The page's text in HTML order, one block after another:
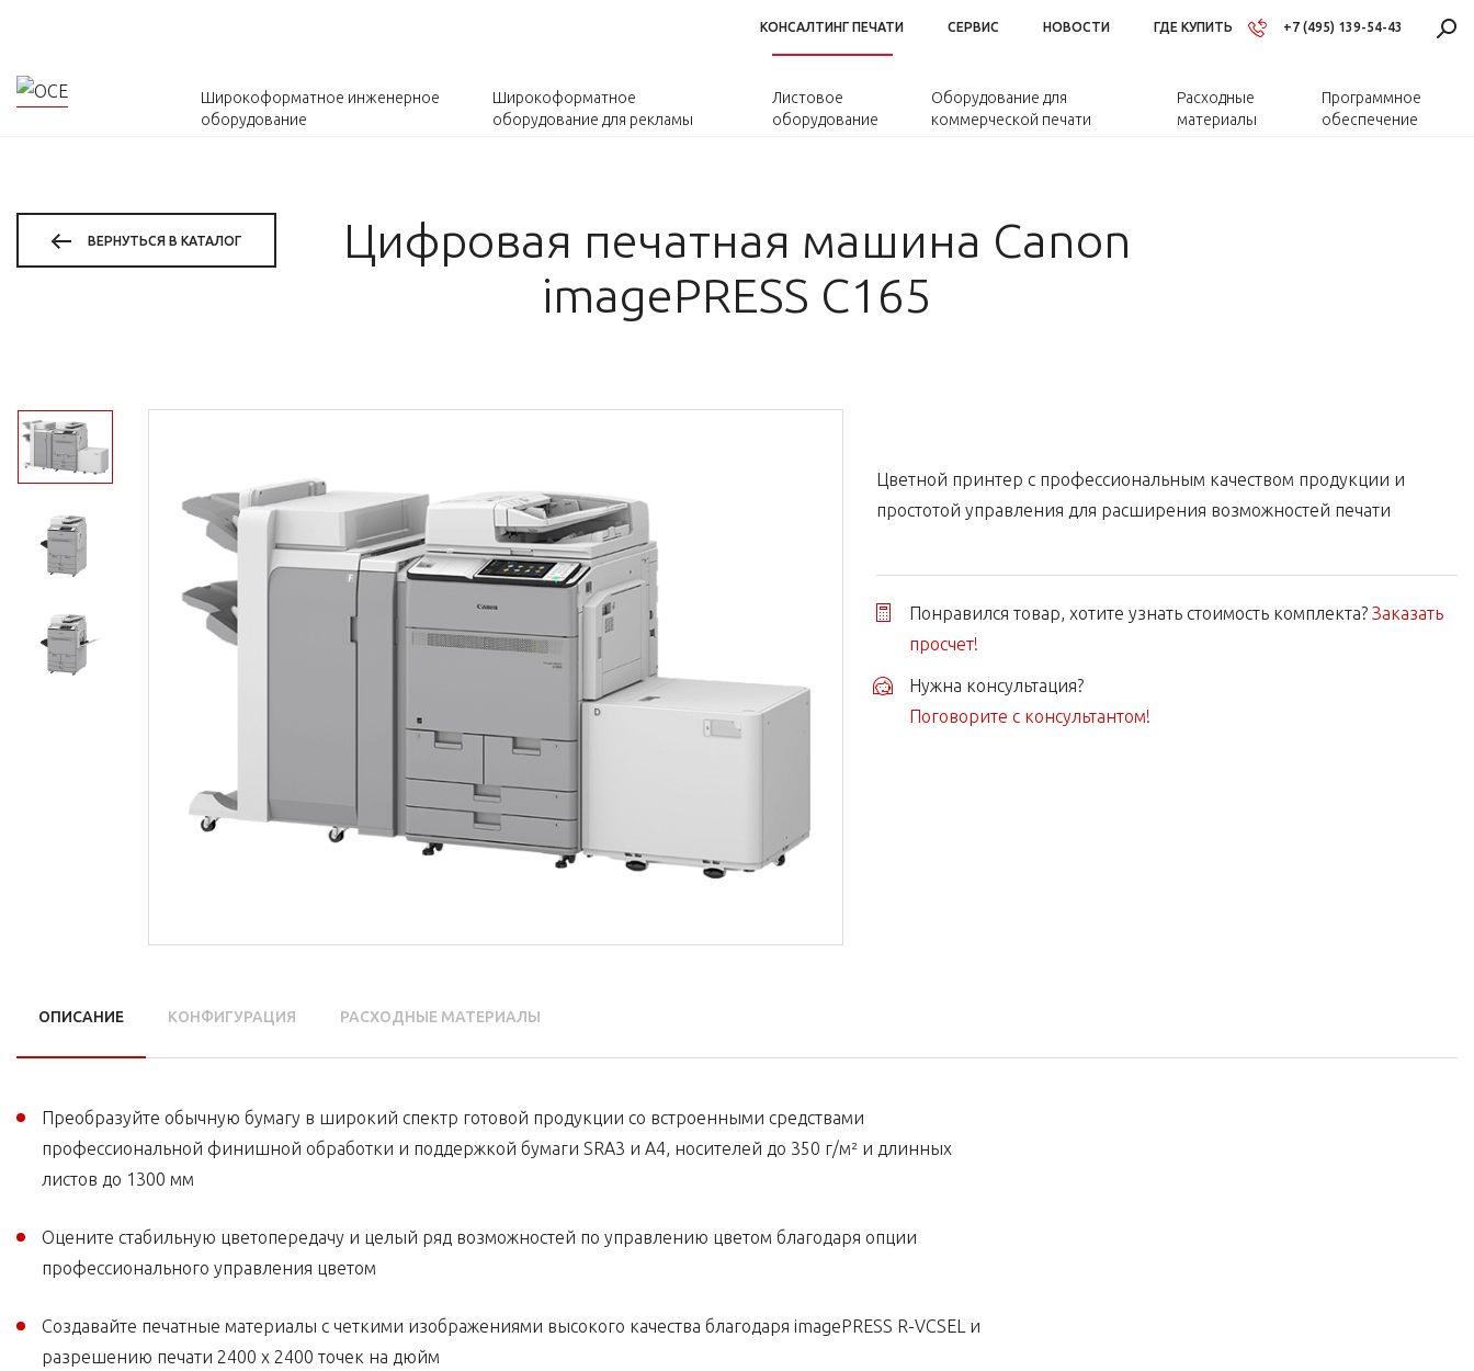
+7 (495) 139-54-43
Широкоформатное инженерное
оборудование
Широкоформатное
оборудование для рекламы
Листовое
оборудование
Оборудование для
коммерческой печати
Расходные
материалы
Программное
обеспечение
КОНСАЛТИНГ ПЕЧАТИ СЕРВИС НОВОСТИ ГДЕ КУПИТЬ
ВЕРНУТЬСЯ В КАТАЛОГ
Цифровая печатная машина Canon
imagePRESS C165
Цветной принтер с профессиональным качеством продукции и
простотой управления для расширения возможностей печати
Понравился товар, хотите узнать стоимость комплекта? Заказать
просчет!
Нужна консультация?
Поговорите с консультантом!
ОПИСАНИЕ КОНФИГУРАЦИЯ РАСХОДНЫЕ МАТЕРИАЛЫ
Преобразуйте обычную бумагу в широкий спектр готовой продукции со встроенными средствами
профессиональной финишной обработки и поддержкой бумаги SRA3 и A4, носителей до 350 г/м² и длинных
листов до 1300 мм
Оцените стабильную цветопередачу и целый ряд возможностей по управлению цветом благодаря опции
профессионального управления цветом
Создавайте печатные материалы с четкими изображениями высокого качества благодаря imagePRESS R-VCSEL и
разрешению печати 2400 x 2400 точек на дюйм